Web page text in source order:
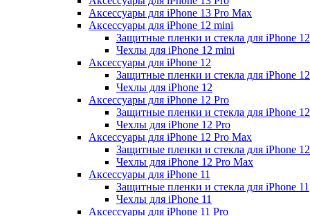
Аксессуары для iPhone 13 Pro Max
Аксессуары для iPhone 12 mini
Защитные пленки и стекла для iPhone
Чехлы для iPhone 12 mini
Аксессуары для iPhone 12
Защитные пленки и стекла для iPhone 12
Чехлы для iPhone 12
Аксессуары для iPhone 12 Pro
Защитные пленки и стекла для iPhone
Чехлы для iPhone 12 Pro
Аксессуары для iPhone 12 Pro Max
Защитные пленки и стекла для iPhone
Чехлы для iPhone 12 Pro Max
Аксессуары для iPhone 11
Защитные пленки и стекла для iPhone 11
Чехлы для iPhone 11
Аксессуары для iPhone 11 Pro